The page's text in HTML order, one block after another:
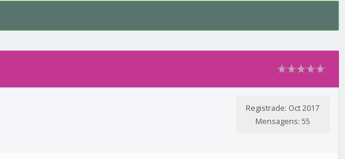
Registrade: Oct 2017
Mensagens: 55